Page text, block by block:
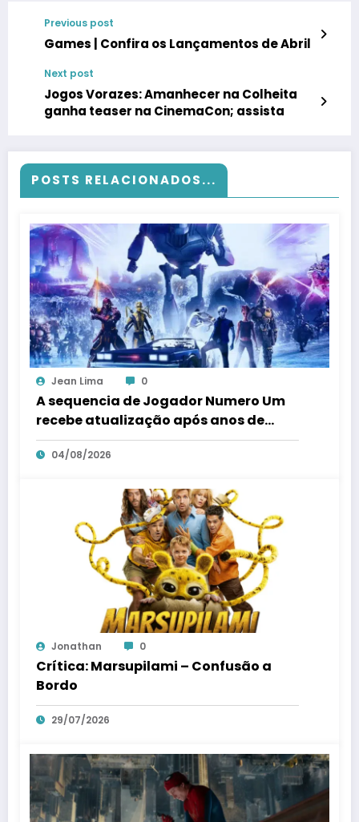
Previous post
Games | Confira os Lançamentos de Abril
Next post
Jogos Vorazes: Amanhecer na Colheita
ganha teaser na CinemaCon; assista
POSTS RELACIONADOS...
Jean Lima 0
A sequencia de Jogador Numero Um
recebe atualização após anos de
silencio
04/08/2026
Jonathan 0
Crítica: Marsupilami – Confusão a
Bordo
29/07/2026